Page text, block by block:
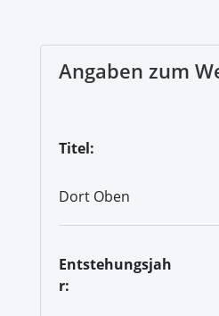
Angaben zum
Titel:
Dort Oben
Entstehungsjah
r: